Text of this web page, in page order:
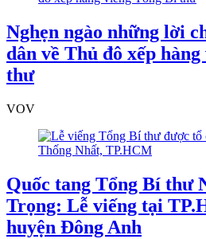
Nghẹn ngào những lời
dân về Thủ đô xếp
thư
VOV
Quốc tang Tổng Bí thư
Trọng: Lễ viếng tại
huyện Đông Anh